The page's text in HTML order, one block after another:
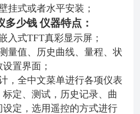
挂式或者水平安装；
多少钱仪器特点：
入式TFT真彩显示屏；
量值、历史曲线、量程、状
置界面；
，全中文菜单进行各项仪表
定、测试，历史记录、曲
设定，选用遥控的方式进行